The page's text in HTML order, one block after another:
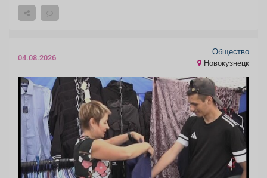
04.08.2026
Общество
Новокузнецк